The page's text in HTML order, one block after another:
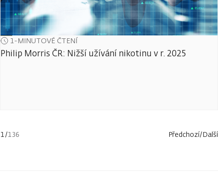
1-MINUTOVÉ ČTENÍ
Philip Morris ČR: Nižší užívání nikotinu v r. 2025
1/136 Předchozí/Další